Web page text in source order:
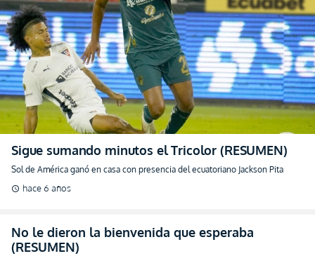
Sigue sumando minutos el Tricolor (RESUMEN)
Sol de América ganó en casa con presencia del ecuatoriano Jackson Pita
schedule hace 6 años
No le dieron la bienvenida que esperaba
(RESUMEN)